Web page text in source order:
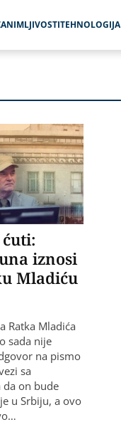
TEHNOLOGIJA
iznosi
Mladiću
Ratka Mladića
sada nije
na pismo
sa
on bude
u Srbiju, a ovo